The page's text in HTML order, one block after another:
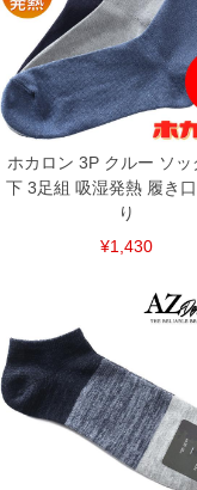
COLOR VARIATION
ホカロン 3P クルー ソッ
下 3足組 吸湿発熱 履き
り
¥1,430